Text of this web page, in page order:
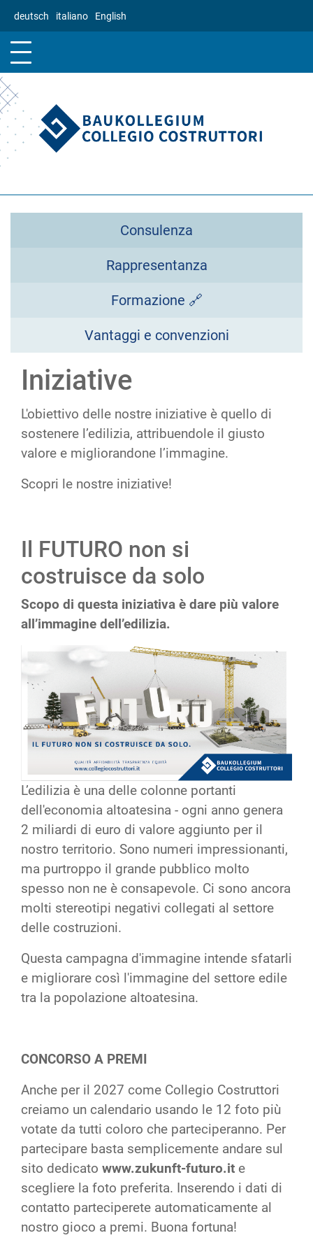
al
principale
deutsch italiano English
Consulenza
Rappresentanza
Formazione 🔗
Vantaggi e convenzioni
Iniziative
L'obiettivo delle nostre iniziative è quello di
sostenere l’edilizia, attribuendole il giusto
valore e migliorandone l’immagine.
Scopri le nostre iniziative!
Il FUTURO non si
costruisce da solo
Scopo di questa iniziativa è dare più valore
all’immagine dell’edilizia.
L’edilizia è una delle colonne portanti
dell'economia altoatesina - ogni anno genera
2 miliardi di euro di valore aggiunto per il
nostro territorio. Sono numeri impressionanti,
ma purtroppo il grande pubblico molto
spesso non ne è consapevole. Ci sono ancora
molti stereotipi negativi collegati al settore
delle costruzioni.
Questa campagna d'immagine intende sfatarli
e migliorare così l'immagine del settore edile
tra la popolazione altoatesina.
CONCORSO A PREMI
Anche per il 2027 come Collegio Costruttori
creiamo un calendario usando le 12 foto più
votate da tutti coloro che parteciperanno. Per
partecipare basta semplicemente andare sul
sito dedicato www.zukunft-futuro.it e
scegliere la foto preferita. Inserendo i dati di
contatto parteciperete automaticamente al
nostro gioco a premi. Buona fortuna!